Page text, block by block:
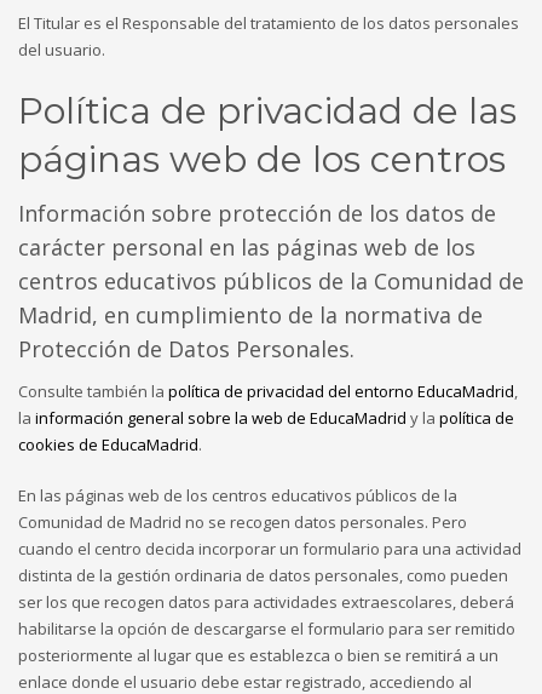
El Titular es el Responsable del tratamiento de los datos personales
del usuario.
Política de privacidad de las
páginas web de los centros
Información sobre protección de los datos de
carácter personal en las páginas web de los
centros educativos públicos de la Comunidad de
Madrid, en cumplimiento de la normativa de
Protección de Datos Personales.
Consulte también la política de privacidad del entorno EducaMadrid
la información general sobre la web de EducaMadrid y la política de
cookies de EducaMadrid.
En las páginas web de los centros educativos públicos de la
Comunidad de Madrid no se recogen datos personales. Pero
cuando el centro decida incorporar un formulario para una actividad
distinta de la gestión ordinaria de datos personales, como pueden
ser los que recogen datos para actividades extraescolares, deberá
habilitarse la opción de descargarse el formulario para ser remitido
posteriormente al lugar que es establezca o bien se remitirá a un
enlace donde el usuario debe estar registrado, accediendo al